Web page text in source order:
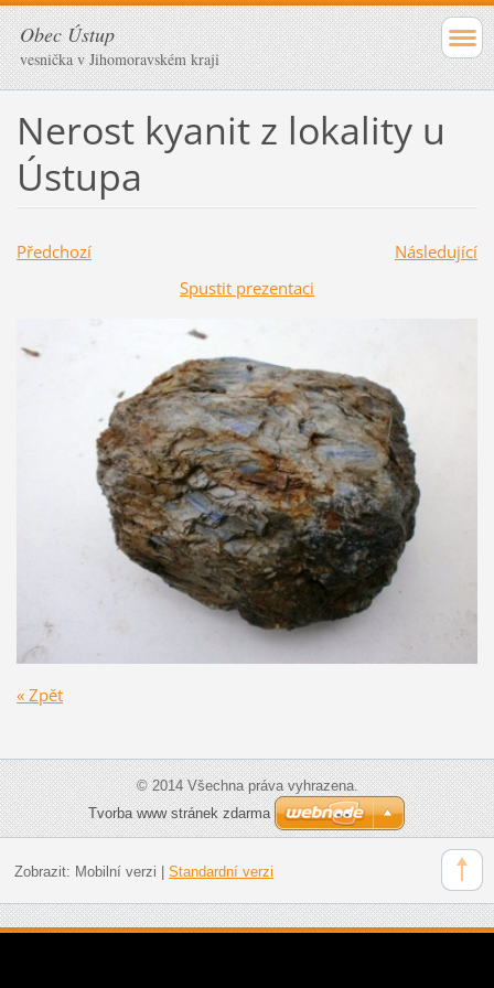
Obec Ústup
vesnička v Jihomoravském kraji
Nerost kyanit z lokality u
Ústupa
Předchozí
Následující
Spustit prezentaci
« Zpět
© 2014 Všechna práva vyhrazena.
Tvorba www stránek zdarma
Zobrazit: Mobilní verzi | Standardní verzi